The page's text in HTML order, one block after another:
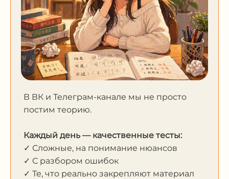
В ВК и Телеграм-канале мы не просто
постим теорию.
Каждый день — качественные тесты:
✓ Сложные, на понимание нюансов
✓ С разбором ошибок
✓ Те, что реально закрепляют материал